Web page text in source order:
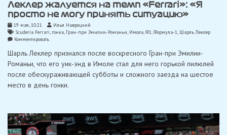
Леклер жалуется на темп «Ferrari»: «Я
просто не могу принять ситуацию»
19 мая, 10:21
Илья Навроцкий
Scuderia Ferrari, гонка, Гран-при Эмилии-Романьи, Имола,Ф1,Формула-1, Шарль Леклер
Комментироватьon
жалуется
темп
«Ferrari»:
просто
ситуацию»
Шарль Леклер признался после воскресного Гран-при Эмилии-
Романьи, что его уик-энд в Имоле стал для него горькой пилюлей
после обескураживающей субботы и сложного заезда на шестое
место в день гонки.